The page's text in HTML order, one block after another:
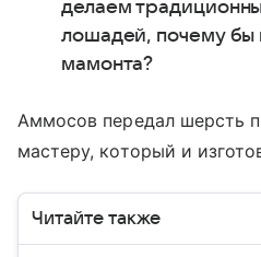
делаем
лошадей, почему бы
мамонта?
Аммосов передал шерсть
мастеру, который и
Читайте также